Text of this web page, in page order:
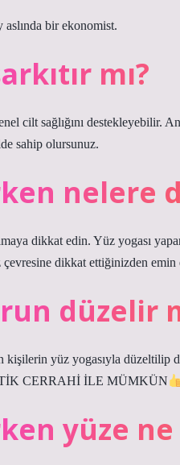
aslında bir ekonomist.
mı?
cilt sağlığını destekleyebilir.
sahip olursunuz.
nelere
dikkat edin. Yüz yogası
dikkat ettiğinizden emin
düzelir
kişilerin yüz yogasıyla
CERRAHİ İLE MÜMKÜN
yüze